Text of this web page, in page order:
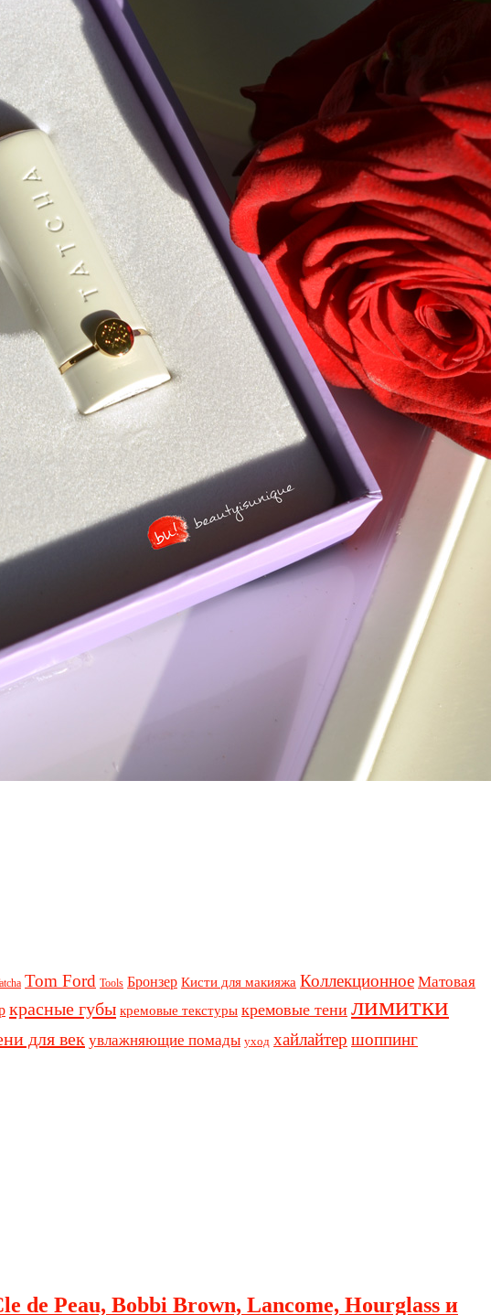
Tom Ford Tools Бронзер Кисти для макияжа Коллекционное Матовая
красные губы кремовые текстуры кремовые тени лимитки
для век увлажняющие помады уход хайлайтер шоппинг
de Peau, Bobbi Brown, Lancome, Hourglass и